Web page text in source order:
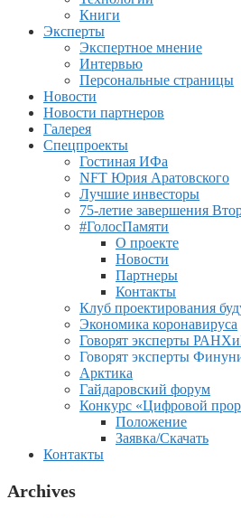
Книги
Эксперты
Экспертное мнение
Интервью
Персональные страницы
Новости
Новости партнеров
Галерея
Спецпроекты
Гостиная ИФа
NFT Юрия Аратовского
Лучшие инвесторы
75-летие завершения
#ГолосПамяти
О проекте
Новости
Партнеры
Контакты
Клуб проектирования
Экономика коронавируса
Говорят эксперты
Говорят эксперты
Арктика
Гайдаровский форум
Конкурс «Цифровой
Положение
Заявка/Скачать
Контакты
Archives